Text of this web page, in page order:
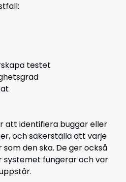
testet
att identifiera buggar eller
och säkerställa att varje
den ska. De ger också
systemet fungerar och var